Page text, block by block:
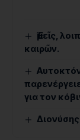
Ἐμεῖς,
καιρῶν.
για τον